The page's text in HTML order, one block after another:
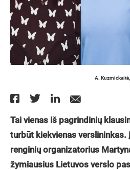
A.
Tai vienas iš pagrindinių
turbūt kiekvienas verslininkas.
renginių organizatorius
žymiausius Lietuvos verslo